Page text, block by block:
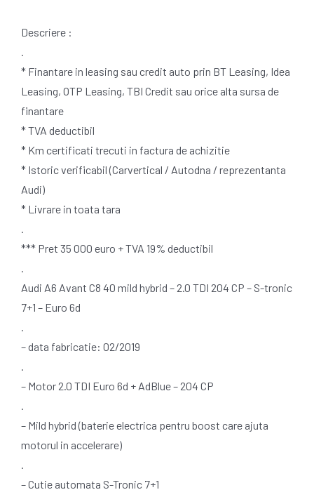
Descriere :
* Finantare in leasing sau credit auto prin BT Leasing, Idea
Leasing, OTP Leasing, TBI Credit sau orice alta sursa de
finantare
* TVA deductibil
* Km certificati trecuti in factura de achizitie
* Istoric verificabil (Carvertical / Autodna / reprezentanta
Audi)
* Livrare in toata tara
*** Pret 35 000 euro + TVA 19% deductibil
Audi A6 Avant C8 40 mild hybrid – 2.0 TDI 204 CP – S-tronic
7+1 – Euro 6d
– data fabricatie: 02/2019
– Motor 2.0 TDI Euro 6d + AdBlue – 204 CP
– Mild hybrid (baterie electrica pentru boost care ajuta
motorul in accelerare)
– Cutie automata S-Tronic 7+1